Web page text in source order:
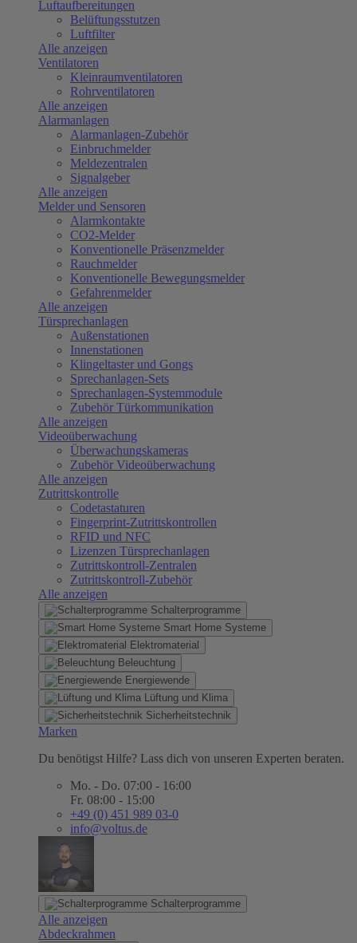
Luftaufbereitungen
Belüftungsstutzen
Luftfilter
Alle anzeigen
Ventilatoren
Kleinraumventilatoren
Rohrventilatoren
Alle anzeigen
Alarmanlagen
Alarmanlagen-Zubehör
Einbruchmelder
Meldezentralen
Signalgeber
Alle anzeigen
Melder und Sensoren
Alarmkontakte
CO2-Melder
Konventionelle Präsenzmelder
Rauchmelder
Konventionelle Bewegungsmelder
Gefahrenmelder
Alle anzeigen
Türsprechanlagen
Außenstationen
Innenstationen
Klingeltaster und Gongs
Sprechanlagen-Sets
Sprechanlagen-Systemmodule
Zubehör Türkommunikation
Alle anzeigen
Videoüberwachung
Überwachungskameras
Zubehör Videoüberwachung
Alle anzeigen
Zutrittskontrolle
Codetastaturen
Fingerprint-Zutrittskontrollen
RFID und NFC
Lizenzen Türsprechanlagen
Zutrittskontroll-Zentralen
Zutrittskontroll-Zubehör
Alle anzeigen
Schalterprogramme
Smart Home Systeme
Elektromaterial
Beleuchtung
Energiewende
Lüftung und Klima
Sicherheitstechnik
Marken
Du benötigst Hilfe? Lass dich von unseren Experten beraten.
Mo. - Do. 07:00 - 16:00
Fr. 08:00 - 15:00
+49 (0) 451 989 03-0
info@voltus.de
Schalterprogramme
Alle anzeigen
Abdeckrahmen